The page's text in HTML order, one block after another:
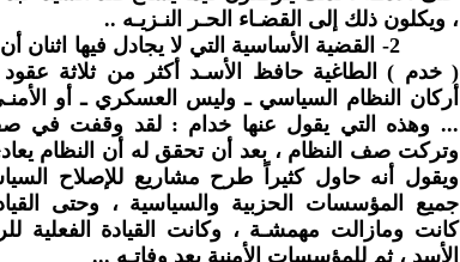
، ويكلون ذلك إلى القضـاء الحـر النـزيـه ..
2-
القضية الأساسية التي لا يجادل فيها اثنان
( خدم ) الطاغية حافظ الأسـد أكثر من ثلاثة
أركان النظام السياسي ـ وليس العسكري ـ أو
... وهذه التي يقول عنها خدام : لقد وقفت في
وتركت صف النظام ، بعد أن تحقق له أن النظام
ويقول أنه حاول كثيراً طرح مشاريع للإصلاح
جميع المؤسسات الحزبية والسياسية ، وحتى
كانت ومازالت مهمشـة ، وكانت القيادة الفعلية
الأسد ، ثم للمؤسسات الأمنية بعد وفاتـه ...